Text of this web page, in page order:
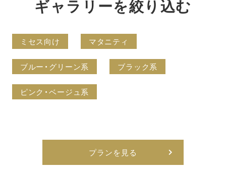
ギャラリーを絞り込む
ミセス向け マタニティ
ブルー・グリーン系 ブラック系
ピンク・ベージュ系
プランを見る